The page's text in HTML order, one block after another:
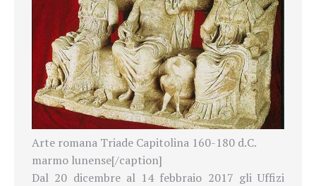
Arte romana Triade Capitolina 160-180 d.C.
marmo lunense[/caption]
Dal 20 dicembre al 14 febbraio 2017 gli Uffizi